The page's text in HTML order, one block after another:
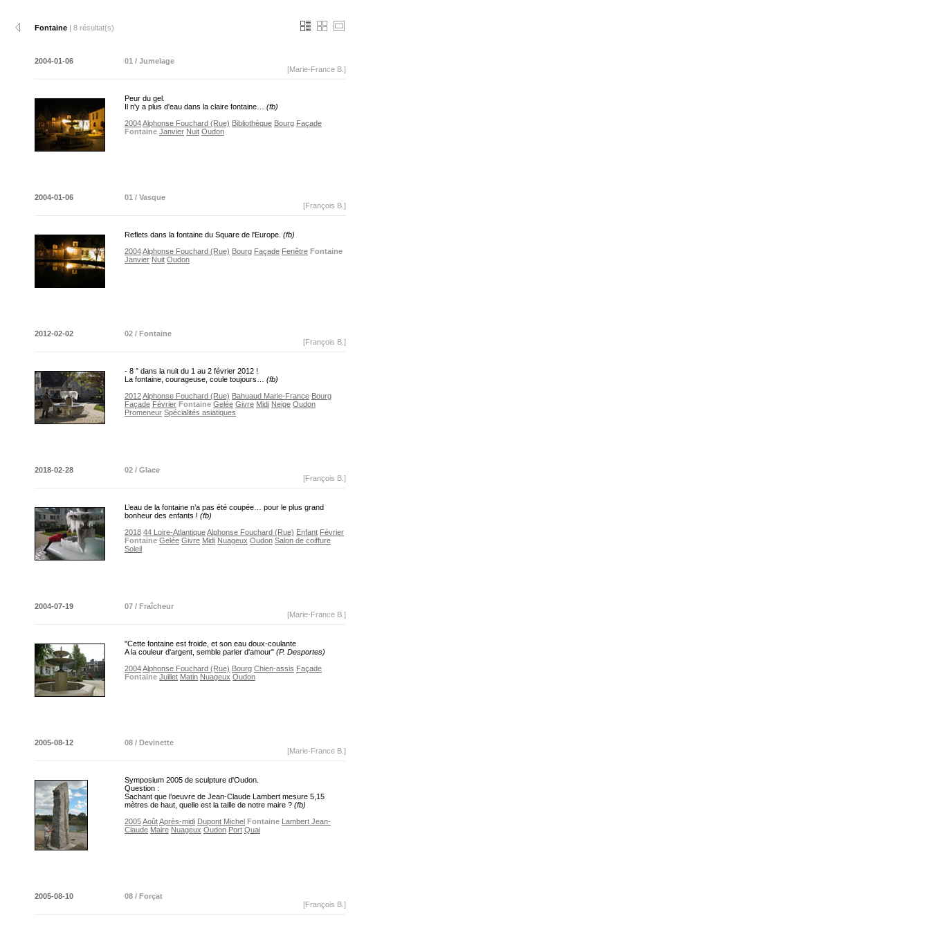
Fontaine | 8 résultat(s)
2004-01-06
01 / Jumelage
[Marie-France B.]
Peur du gel.
Il n'y a plus d'eau dans la claire fontaine… (fb)
2004Alphonse Fouchard (Rue) Bibliothèque Bourg Façade
Fontaine Janvier Nuit Oudon
2004-01-06
01 / Vasque
[François B.]
Reflets dans la fontaine du Square de l'Europe. (fb)
2004Alphonse Fouchard (Rue) Bourg Façade Fenêtre Fontaine
Janvier Nuit Oudon
2012-02-02
02 / Fontaine
[François B.]
- 8 ° dans la nuit du 1 au 2 février 2012 !
La fontaine, courageuse, coule toujours… (fb)
2012Alphonse Fouchard (Rue) Bahuaud Marie-France Bourg
Façade Février Fontaine Gelée Givre Midi Neige Oudon
Promeneur Spécialités asiatiques
2018-02-28
02 / Glace
[François B.]
L’eau de la fontaine n’a pas été coupée… pour le plus grand
bonheur des enfants ! (fb)
2018 44 Loire-AtlantiqueAlphonse Fouchard (Rue) Enfant Février
Fontaine Gelée Givre Midi Nuageux Oudon Salon de coiffure
Soleil
2004-07-19
07 / Fraîcheur
[Marie-France B.]
"Cette fontaine est froide, et son eau doux-coulante
A la couleur d'argent, semble parler d'amour" (P. Desportes)
2004Alphonse Fouchard (Rue) Bourg Chien-assis Façade
Fontaine Juillet Matin Nuageux Oudon
2005-08-12
08 / Devinette
[Marie-France B.]
Symposium 2005 de sculpture d'Oudon.
Question :
Sachant que l’oeuvre de Jean-Claude Lambert mesure 5,15
mètres de haut, quelle est la taille de notre maire ? (fb)
2005AoûtAprès-midi Dupont Michel Fontaine Lambert Jean-
Claude Maire Nuageux Oudon Port Quai
2005-08-10
08 / Forçat
[François B.]